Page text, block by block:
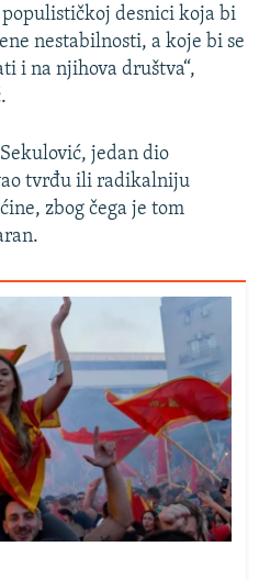
desnici koja bi
nestabilnosti, a koje bi se
i na njihova društva“,
jedan dio
tvrđu ili radikalniju
zbog čega je tom